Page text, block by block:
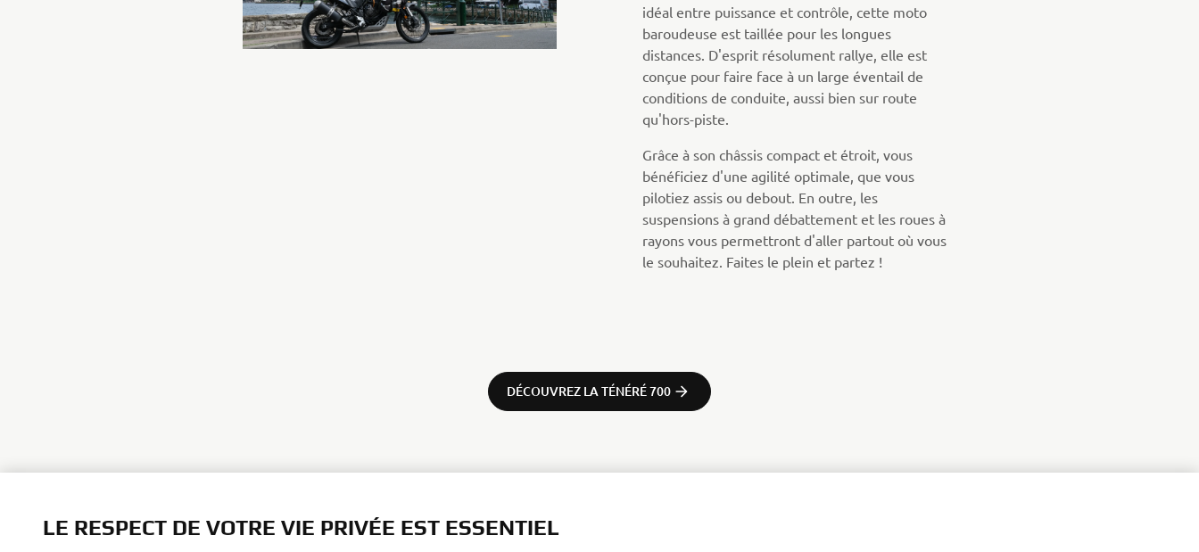
idéal entre puissance et contrôle, cette moto
baroudeuse est taillée pour les longues
distances. D'esprit résolument rallye, elle est
conçue pour faire face à un large éventail de
conditions de conduite, aussi bien sur route
qu'hors-piste.
Grâce à son châssis compact et étroit, vous
bénéficiez d'une agilité optimale, que vous
pilotiez assis ou debout. En outre, les
suspensions à grand débattement et les roues à
rayons vous permettront d'aller partout où vous
le souhaitez. Faites le plein et partez !
DÉCOUVREZ LA TÉNÉRÉ 700
LE RESPECT DE VOTRE VIE PRIVÉE EST ESSENTIEL